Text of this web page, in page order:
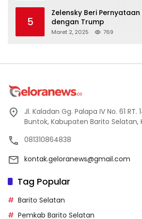
5
Zelensky Beri
dengan Trump
Maret 2, 2025 769
Jl. Kaladan Gg. Palapa IV No. 61 RT.
Buntok, Kabupaten Barito
081310864838
kontak.geloranews@gmail.com
Tag Popular
Barito Selatan
Pemkab Barito Selatan